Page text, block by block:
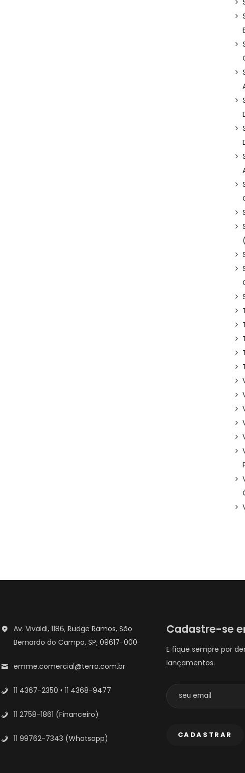
Av. Vivaldi, 1186, Rudge Ramos, São
Bernardo do Campo, SP, 09617-000.
emme.comercial@terra.com.br
11 4367-2350 • 11 4368-9477
11 2758-1861 (Financeiro)
11 99762-7343 (Whatsapp)
Cadastre-se
E fique sempre por
lançamentos.